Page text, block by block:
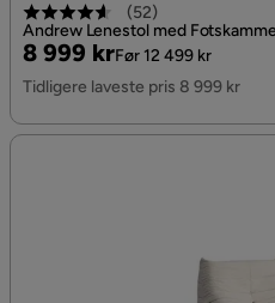
(52)
Andrew Lenestol med
Pris
8 999 kr
Original
Pris
Før 12 499 kr
Tidligere laveste pris 8 999 kr